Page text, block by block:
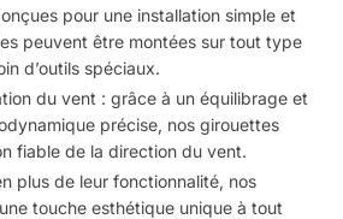
pour une installation simple et
peuvent être montées sur tout type
d’outils spéciaux.
du vent : grâce à un équilibrage et
précise, nos girouettes
fiable de la direction du vent.
plus de leur fonctionnalité, nos
touche esthétique unique à tout